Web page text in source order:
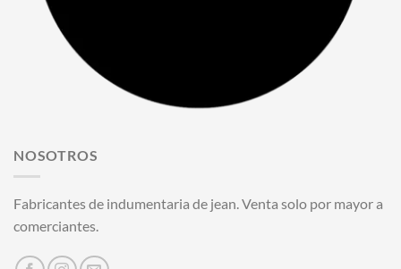
NOSOTROS
Fabricantes de indumentaria de jean. Venta solo por mayor a
comerciantes.